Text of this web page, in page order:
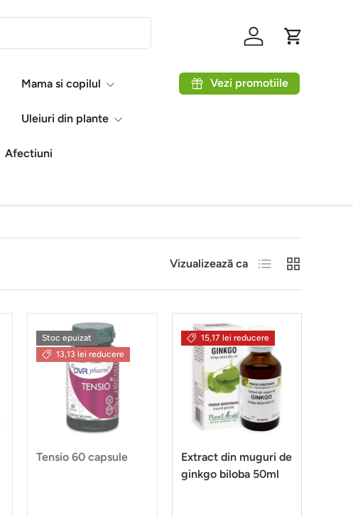
Autentificare
Coș
Mama si copilul
Uleiuri din plante
Afectiuni
Vezi promotiile
Vizualizează ca Listă Grilă
Stoc epuizat
13,13 lei reducere
Tensio 60 capsule
15,17 lei reducere
Extract din muguri de
ginkgo biloba 50ml